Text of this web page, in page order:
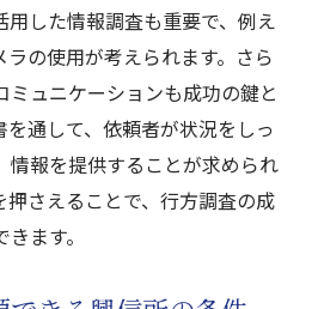
した情報調査も重要で、例え
の使用が考えられます。さら
ミュニケーションも成功の鍵と
通して、依頼者が状況をしっ
情報を提供することが求められ
押さえることで、行方調査の成
ます。